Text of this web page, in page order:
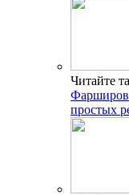
Читайте
простых